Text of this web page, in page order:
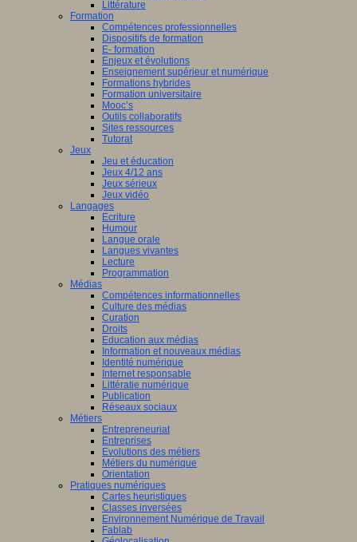
Littérature
Formation
Compétences professionnelles
Dispositifs de formation
E- formation
Enjeux et évolutions
Enseignement supérieur et numérique
Formations hybrides
Formation universitaire
Mooc’s
Outils collaboratifs
Sites ressources
Tutorat
Jeux
Jeu et éducation
Jeux 4/12 ans
Jeux sérieux
Jeux vidéo
Langages
Ecriture
Humour
Langue orale
Langues vivantes
Lecture
Programmation
Médias
Compétences informationnelles
Culture des médias
Curation
Droits
Education aux médias
Information et nouveaux médias
Identité numérique
Internet responsable
Littératie numérique
Publication
Réseaux sociaux
Métiers
Entrepreneuriat
Entreprises
Evolutions des métiers
Métiers du numérique
Orientation
Pratiques numériques
Cartes heuristiques
Classes inversées
Environnement Numérique de Travail
Fablab